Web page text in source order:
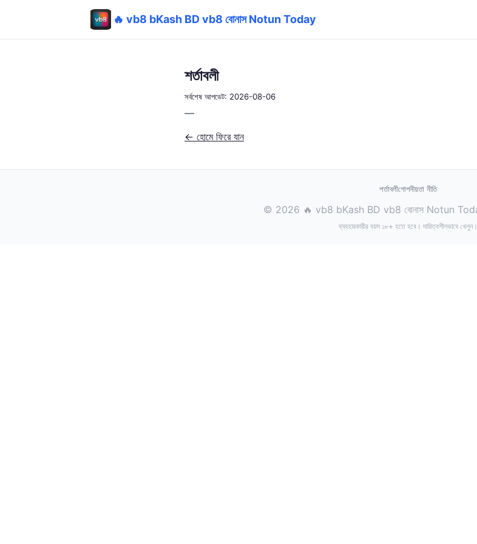
🔥 vb8 bKash BD vb8 বোনাস Notun Today
শর্তাবলী
সর্বশেষ আপডেট: 2026-08-06
—
← হোমে ফিরে যান
শর্তাবলীগোপনীয়তা নীতি
© 2026 🔥 vb8 bKash BD vb8 বোনাস Notun Today.
ব্যবহারকারীর বয়স ১৮+ হতে হবে। দায়িত্বশীলভাবে খেলুন।